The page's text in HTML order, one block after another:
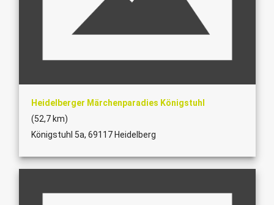
Heidelberger Märchenparadies Königstuhl
(52,7 km)
Königstuhl 5a, 69117 Heidelberg